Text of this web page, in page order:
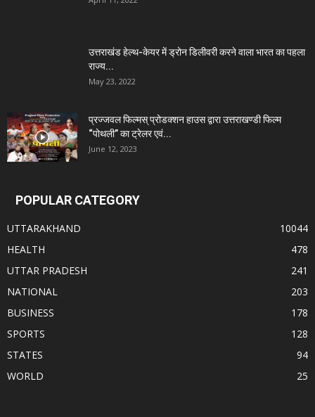
उत्तराखंड हेल्थ-केयर में ड्रोन डिलीवरी करने वाला भारत का पहला
राज्य...
May 23, 2022
प्रज्जवल फिल्मस् प्रोडक्शन हाउस द्वारा उत्तराखण्डी फिल्म
“पोथली” का ट्रेलर एवं...
June 12, 2023
POPULAR CATEGORY
UTTARAKHAND
10044
HEALTH
478
UTTAR PRADESH
241
NATIONAL
203
BUSINESS
178
SPORTS
128
STATES
94
WORLD
25